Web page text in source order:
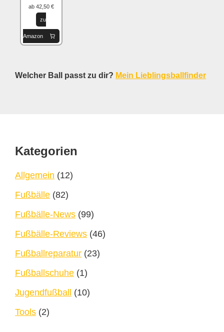
ab 42,50 €
zu
Amazon
Welcher Ball passt zu dir? Mein Lieblingsballfinder
Footer
Kategorien
Allgemein (12)
Fußbälle (82)
Fußbälle-News (99)
Fußbälle-Reviews (46)
Fußballreparatur (23)
Fußballschuhe (1)
Jugendfußball
(10)
Tools (2)